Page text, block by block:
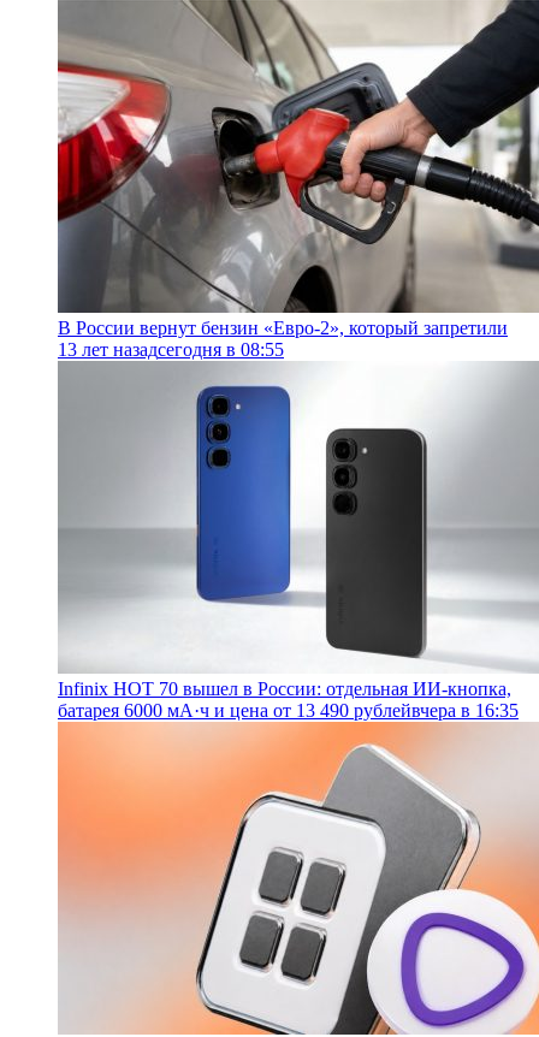
В России вернут бензин «Евро-2», который запретили
13 лет назадсегодня в 08:55
Infinix HOT 70 вышел в России: отдельная ИИ-кнопка,
батарея 6000 мА·ч и цена от 13 490 рублейвчера в 16:35